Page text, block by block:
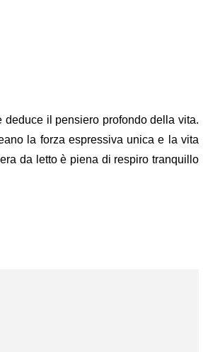
il pensiero profondo della vita.
la forza espressiva unica e la vita
da letto è piena di respiro tranquillo